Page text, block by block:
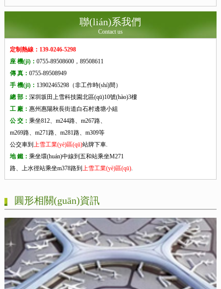
聯(lián)系我們
Contact us
定制熱線：139-0246-5298
座 機(jī)： 0755-89508600，89508611
傳 真： 0755-89508949
手 機(jī)： 13902465298（非工作時(shí)間）
總 部： 深圳坂田上雪科技園北區(qū)10號(hào)3樓
工 廠： 惠州惠陽秋長街道白石村邊塘小組
公 交： 乘坐812、m244路、m267路、
m269路、m271路、m281路、m309等
公交車到 上雪工業(yè)區(qū)站牌下車.
地 鐵： 乘坐環(huán)中線到五和站乘坐M271
路、上水徑站乘坐m378路到 上雪工業(yè)區(qū).
圓形相關(guān)資訊